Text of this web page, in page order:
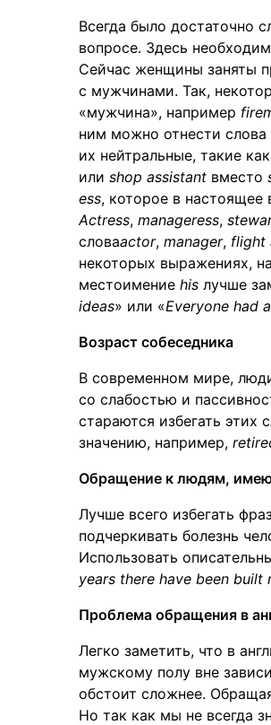
Всегда было достаточно
вопросе. Здесь
Сейчас женщины заняты
с мужчинами. Так,
«мужчина», например
ним можно отнести слова
их нейтральные, такие
или shop assistant вместо
ess, которое в настоящее
Actress, manageress,
словаactor, manager, flight
некоторых выражениях,
местоимение his лучше
ideas» или «Everyone had
Возраст собеседника
В современном мире,
со слабостью и
стараются избегать этих
значению, например,
Обращение к людям,
Лучше всего избегать
подчеркивать болезнь
Использовать
years there have been built
Проблема обращения в
Легко заметить, что в
мужскому полу вне
обстоит сложнее.
Но так как мы не всегда